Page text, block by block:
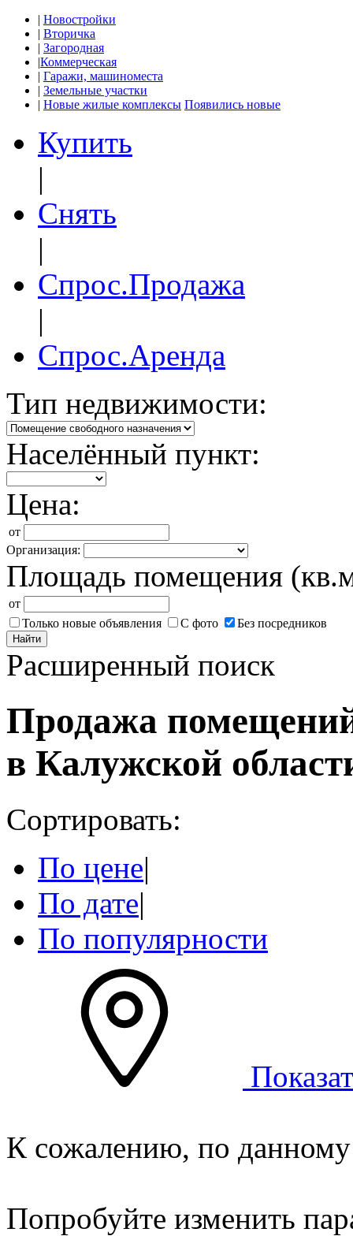
| Новостройки
| Вторичка
| Загородная
|Коммерческая
| Гаражи, машиноместа
| Земельные участки
| Новые жилые комплексы Появились новые
Купить
|
Снять
|
Спрос.Продажа
|
Спрос.Аренда
Тип недвижимости:
Населённый пункт:
Цена:
от
Организация:
Площадь помещения
от
Только новые объявления
С фото Без посредников
Найти
Расширенный поиск
Продажа
в Калужской
Сортировать:
По цене|
По дате|
По популярности
К сожалению, по данному
Попробуйте изменить